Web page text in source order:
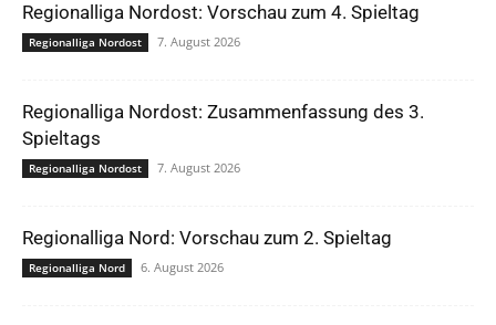
Regionalliga Nordost: Vorschau zum 4. Spieltag
Regionalliga Nordost 7. August 2026
Regionalliga Nordost: Zusammenfassung des 3.
Spieltags
Regionalliga Nordost 7. August 2026
Regionalliga Nord: Vorschau zum 2. Spieltag
Regionalliga Nord 6. August 2026